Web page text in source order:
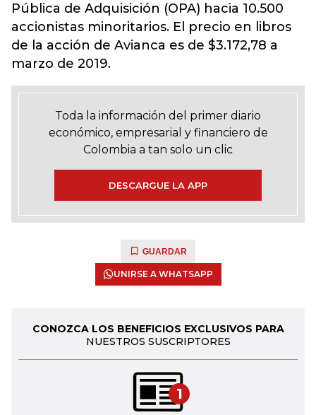
Pública de Adquisición (OPA) hacia 10.500
accionistas minoritarios. El precio en libros
de la acción de Avianca es de $3.172,78 a
marzo de 2019.
Toda la información del primer diario
económico, empresarial y financiero de
Colombia a tan solo un clic
DESCARGUE LA APP
GUARDAR
UNIRSE A WHATSAPP
CONOZCA LOS BENEFICIOS EXCLUSIVOS PARA
NUESTROS SUSCRIPTORES
1